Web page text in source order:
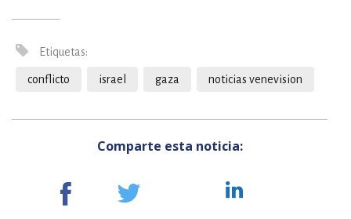
Etiquetas:
conflicto israel gaza noticias venevision
Comparte esta noticia: